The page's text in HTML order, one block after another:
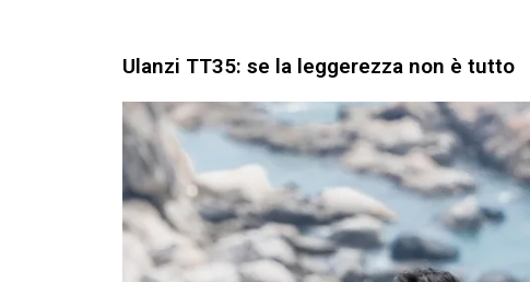
Ulanzi TT35: se la leggerezza non è tutto